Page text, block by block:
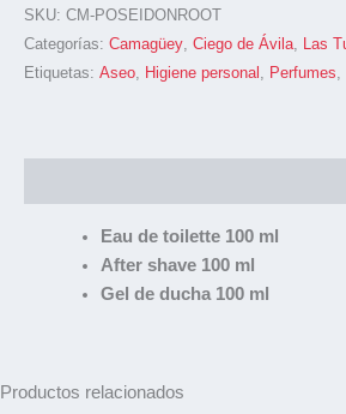
SKU: CM-POSEIDONROOT
Categorías: Camagüey, Ciego de Ávila, Las
Etiquetas: Aseo, Higiene personal , Perfumes,
Eau de toilette 100 ml
After shave 100 ml
Gel de ducha 100 ml
Productos relacionados